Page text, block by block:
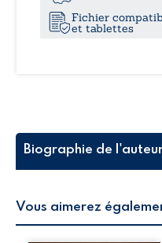
Fichier
et tablettes
Biographie de
Vous aimerez